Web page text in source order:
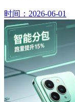
时间：2026-06-01